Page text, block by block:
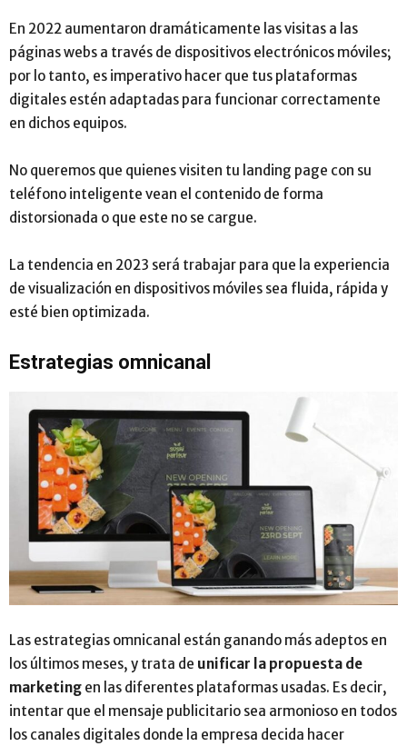
En 2022 aumentaron dramáticamente las visitas a las
páginas webs a través de dispositivos electrónicos móviles;
por lo tanto, es imperativo hacer que tus plataformas
digitales estén adaptadas para funcionar correctamente
en dichos equipos.
No queremos que quienes visiten tu landing page con su
teléfono inteligente vean el contenido de forma
distorsionada o que este no se cargue.
La tendencia en 2023 será trabajar para que la experiencia
de visualización en dispositivos móviles sea fluida, rápida y
esté bien optimizada.
Estrategias omnicanal
Las estrategias omnicanal están ganando más adeptos en
los últimos meses, y trata de unificar la propuesta de
marketing en las diferentes plataformas usadas. Es decir,
intentar que el mensaje publicitario sea armonioso en todos
los canales digitales donde la empresa decida hacer